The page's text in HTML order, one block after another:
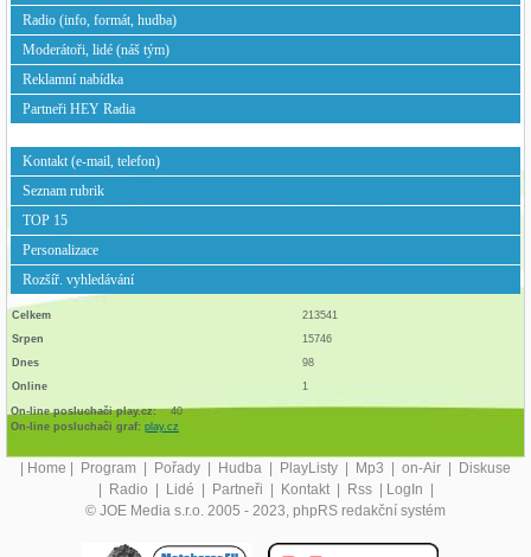
Radio (info, formát, hudba)
Moderátoři, lidé (náš tým)
Reklamní nabídka
Partneři HEY Radia
Kontakt (e-mail, telefon)
Seznam rubrik
TOP 15
Personalizace
Rozšíř. vyhledávání
Celkem
213541
Srpen
15746
Dnes
98
Online
1
On-line posluchači play.cz:
40
On-line posluchači graf: play.cz
| Home | Program | Pořady | Hudba | PlayListy | Mp3 | on-Air | Diskuse
| Radio | Lidé | Partneři | Kontakt | Rss | LogIn |
© JOE Media s.r.o. 2005 - 2023, phpRS redakční systém